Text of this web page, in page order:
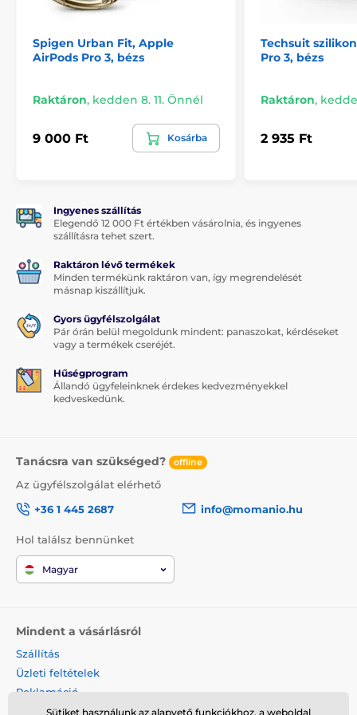
Spigen Urban Fit, Apple
AirPods Pro 3, bézs
Raktáron, kedden 8. 11. Önnél
9 000 Ft Kosárba
Techsuit
Pro 3, bézs
Raktáron,
2 935 Ft
Ingyenes szállítás
Elegendő 12 000 Ft értékben vásárolnia, és ingyenes
szállításra tehet szert.
Raktáron lévő termékek
Minden termékünk raktáron van, így megrendelését
másnap kiszállítjuk.
Gyors ügyfélszolgálat
Pár órán belül megoldunk mindent: panaszokat, kérdéseket
vagy a termékek cseréjét.
Hűségprogram
Állandó ügyfeleinknek érdekes kedvezményekkel
kedveskedünk.
Tanácsra van szükséged? offline
Az ügyfélszolgálat elérhető
+36 1 445 2687
info@momanio.hu
Hol találsz bennünket
Magyar
Mindent a vásárlásról
Szállítás
Üzleti feltételek
Reklamáció
Termék visszaküldése
Sütiket használunk az alapvető funkciókhoz, a weboldal